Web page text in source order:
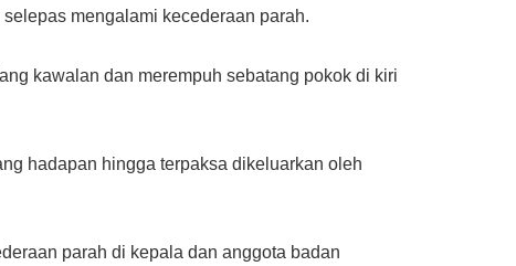
mengalami kecederaan parah.
kawalan dan merempuh sebatang pokok di kiri
hadapan hingga terpaksa dikeluarkan oleh
parah di kepala dan anggota badan